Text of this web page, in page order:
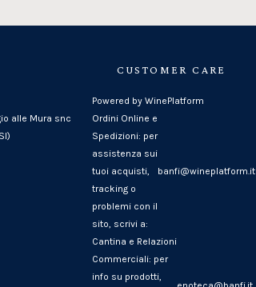
alle Mura snc
CUSTOMER CARE
Powered by WinePlatform
Ordini Online e
Spedizioni: per
assistenza sui
tuoi acquisti,
tracking o
problemi con il
sito, scrivi a:
banfi@wineplatform.it
Cantina e Relazioni
Commerciali: per
info su prodotti,